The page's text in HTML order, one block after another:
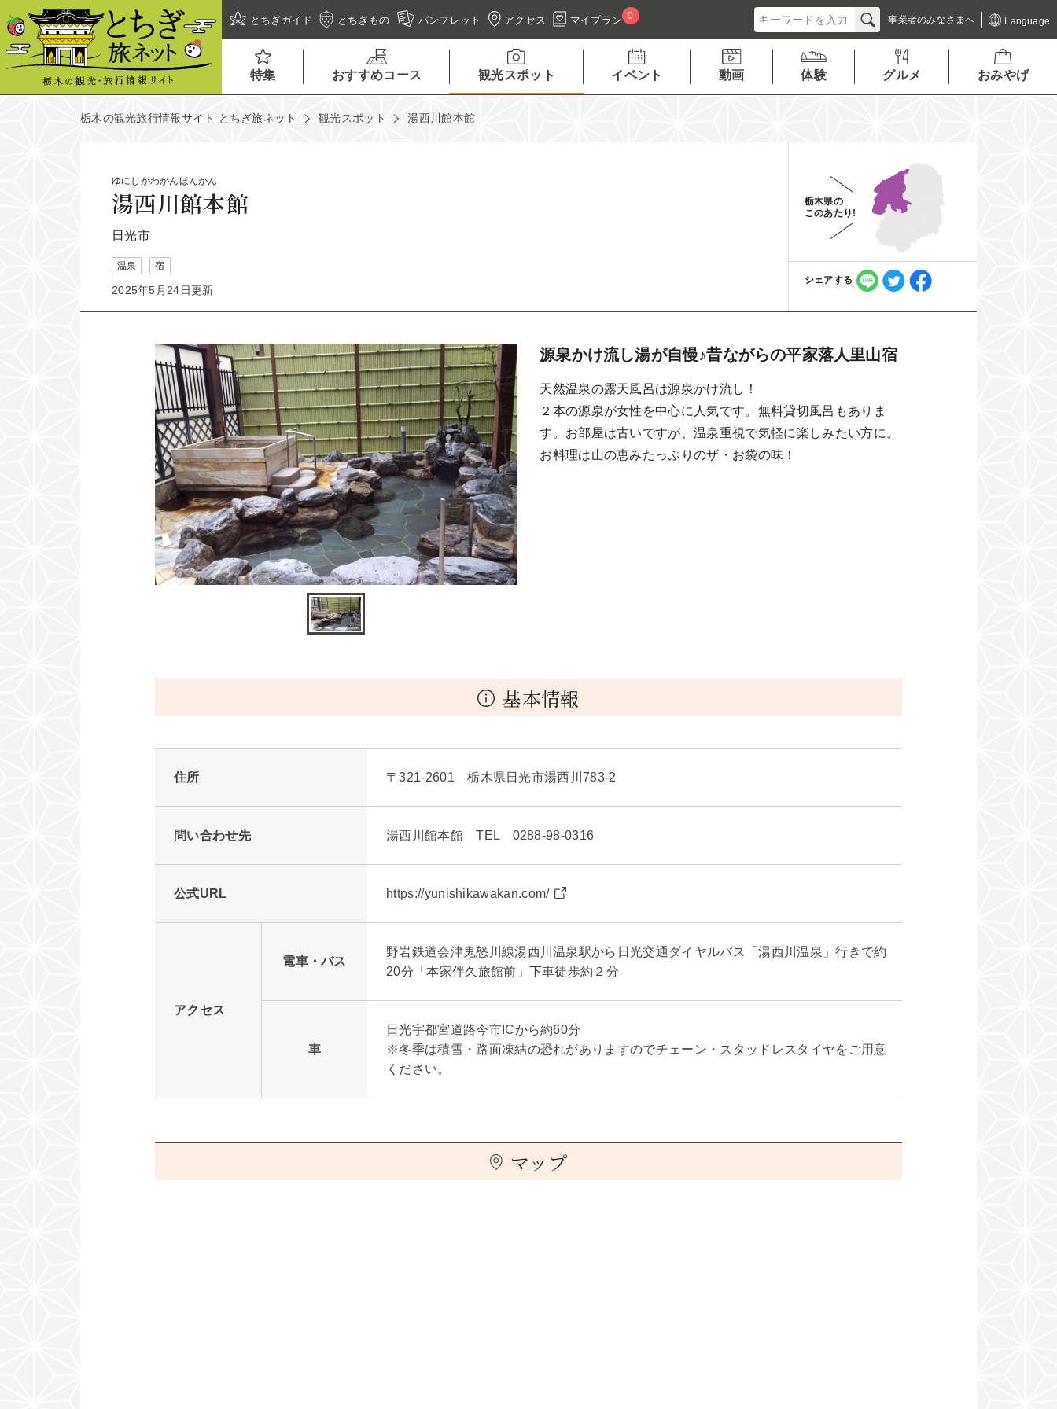
とちぎガイド とちぎもの パンフレット アクセス マイプラン 0 事業者のみなさまへ Language
特集 おすすめコース 観光スポット イベント 動画 体験 グルメ おみやげ
栃木の観光旅行情報サイト とちぎ旅ネット 観光スポット 湯西川館本館
ゆにしかわかんほんかん
湯西川館本館
日光市
温泉 宿
2025年5月24日更新
栃木県の
このあたり!
シェアする
源泉かけ流し湯が自慢♪昔ながらの平家落人里山宿
天然温泉の露天風呂は源泉かけ流し！
２本の源泉が女性を中心に人気です。無料貸切風呂もありま
す。お部屋は古いですが、温泉重視で気軽に楽しみたい方に。
お料理は山の恵みたっぷりのザ・お袋の味！
基本情報
住所 〒321-2601 栃木県日光市湯西川783-2
問い合わせ先 湯西川館本館 TEL 0288-98-0316
公式URL https://yunishikawakan.com/
アクセス
電車・バス
野岩鉄道会津鬼怒川線湯西川温泉駅から日光交通ダイヤルバス「湯西川温泉」行きで約
20分「本家伴久旅館前」下車徒歩約２分
車
日光宇都宮道路今市ICから約60分
※冬季は積雪・路面凍結の恐れがありますのでチェーン・スタッドレスタイヤをご用意
ください。
マップ